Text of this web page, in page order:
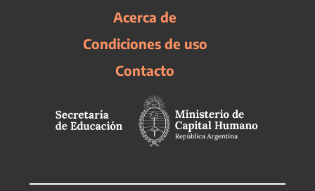
Acerca de
Condiciones de uso
Contacto